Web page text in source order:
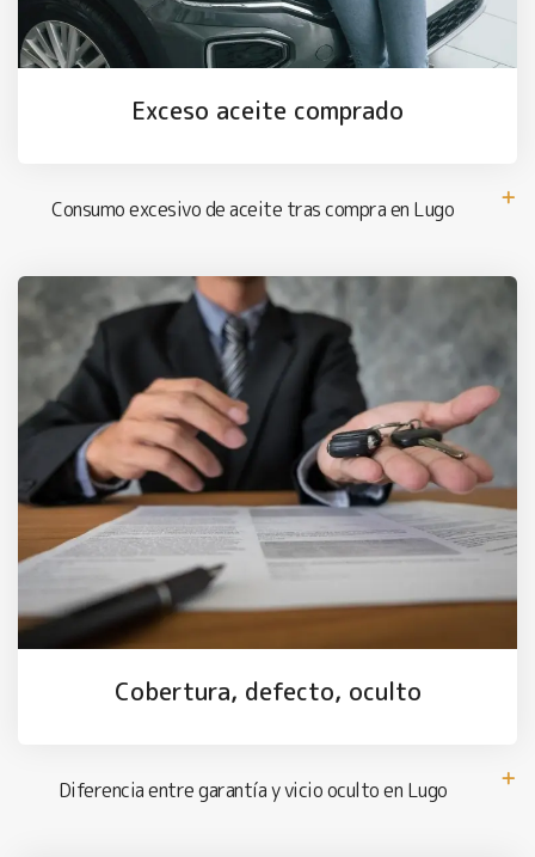
Exceso aceite comprado
Consumo excesivo de aceite tras compra en Lugo
Cobertura, defecto, oculto
Diferencia entre garantía y vicio oculto en Lugo